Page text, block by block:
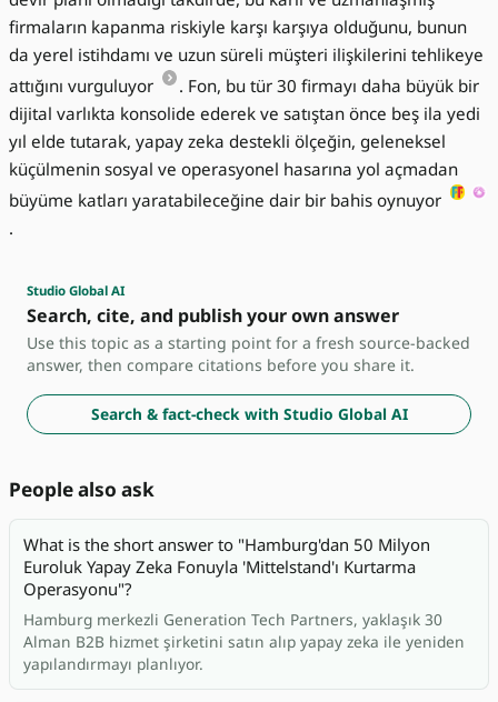
firmaların kapanma riskiyle karşı karşıya olduğunu, bunun
da yerel istihdamı ve uzun süreli müşteri ilişkilerini tehlikeye
attığını vurguluyor
. Fon, bu tür 30 firmayı daha büyük bir
dijital varlıkta konsolide ederek ve satıştan önce beş ila yedi
yıl elde tutarak, yapay zeka destekli ölçeğin, geleneksel
küçülmenin sosyal ve operasyonel hasarına yol açmadan
büyüme katları yaratabileceğine dair bir bahis oynuyor
.
Studio Global AI
Search, cite, and publish your own answer
Use this topic as a starting point for a fresh source-backed
answer, then compare citations before you share it.
Search & fact-check with Studio Global AI
People also ask
What is the short answer to "Hamburg'dan 50 Milyon
Euroluk Yapay Zeka Fonuyla 'Mittelstand'ı Kurtarma
Operasyonu"?
Hamburg merkezli Generation Tech Partners, yaklaşık 30
Alman B2B hizmet şirketini satın alıp yapay zeka ile yeniden
yapılandırmayı planlıyor.